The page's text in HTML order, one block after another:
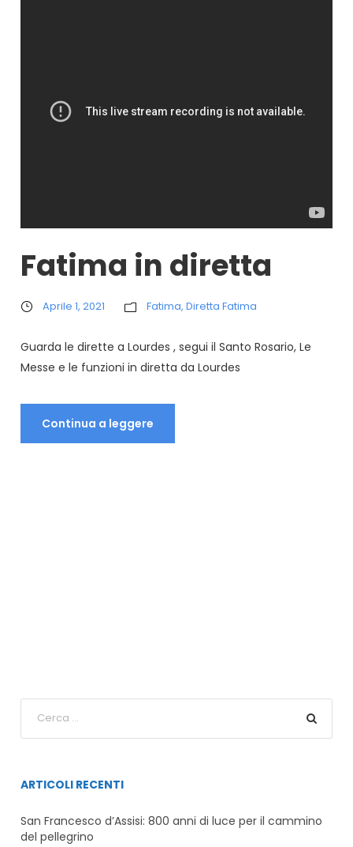
Fatima in diretta
Aprile 1, 2021 Fatima, Diretta Fatima
Guarda le dirette a Lourdes , segui il Santo Rosario, Le
Messe e le funzioni in diretta da Lourdes
Continua a leggere
ARTICOLI RECENTI
San Francesco d’Assisi: 800 anni di luce per il cammino
del pellegrino